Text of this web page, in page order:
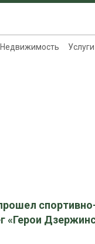
Недвижимость Услуги
«Герои